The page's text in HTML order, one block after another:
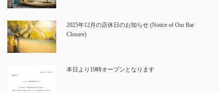
2025年12月の店休日のお知らせ (Notice of Our Bar
Closure)
本日より19時オープンとなります